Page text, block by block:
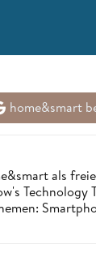
home&smart
als
Technology